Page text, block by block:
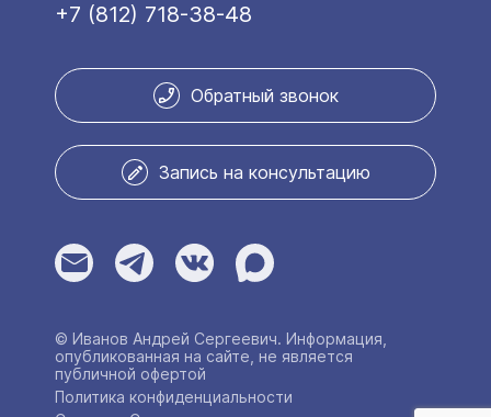
+7 (812) 718-38-48
Обратный звонок
Запись на консультацию
© Иванов Андрей Сергеевич. Информация,
опубликованная на сайте, не является
публичной офертой
Политика конфиденциальности